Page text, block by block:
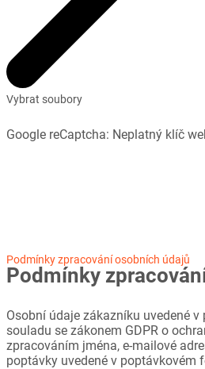
Vybrat soubory
Google reCaptcha: Neplatný klíč
Podmínky zpracování osobních údajů
Podmínky
Osobní údaje zákazníku uvedené
souladu se zákonem GDPR o
zpracováním jména, e-mailové
poptávky uvedené v poptávkovém